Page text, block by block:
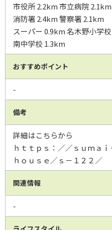
市役所 2.2km 市立病院 2.1km
消防署 2.4km 警察署 2.1km
スーパー 0.9km 名木野小学
南中学校 1.3km
おすすめポイント
-
備考
詳細はこちらから
ｈｔｔｐｓ：／／ｓｕｍａ
ｈｏｕｓｅ／ｓ－１２２／
関連情報
-